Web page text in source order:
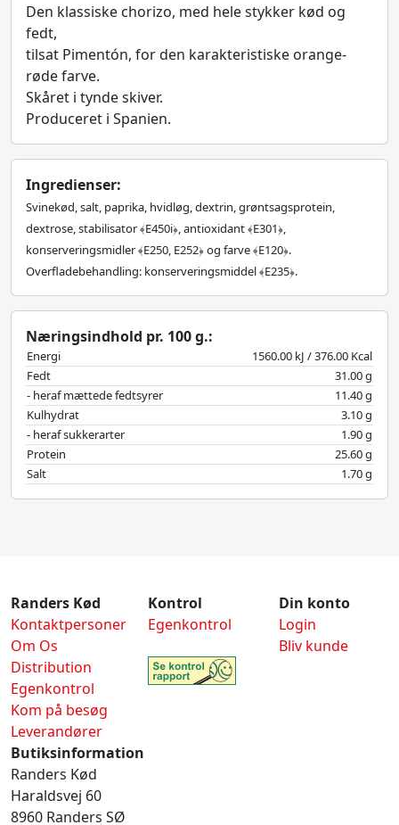
Den klassiske chorizo, med hele stykker kød og
fedt,
tilsat Pimentón, for den karakteristiske orange-
røde farve.
Skåret i tynde skiver.
Produceret i Spanien.
Ingredienser:
Svinekød, salt, paprika, hvidløg, dextrin, grøntsagsprotein,
dextrose, stabilisator ﴾E450i﴿, antioxidant ﴾E301﴿,
konserveringsmidler ﴾E250, E252﴿ og farve ﴾E120﴿.
Overfladebehandling: konserveringsmiddel ﴾E235﴿.
Næringsindhold pr. 100 g.:
Energi
1560.00 kJ / 376.00 Kcal
Fedt
31.00 g
- heraf mættede fedtsyrer
11.40 g
Kulhydrat
3.10 g
- heraf sukkerarter
1.90 g
Protein
25.60 g
Salt
1.70 g
Randers Kød
Kontaktpersoner
Om Os
Distribution
Egenkontrol
Kom på besøg
Leverandører
Kontrol
Egenkontrol
Din konto
Login
Bliv kunde
Butiksinformation
Randers Kød
Haraldsvej 60
8960 Randers SØ